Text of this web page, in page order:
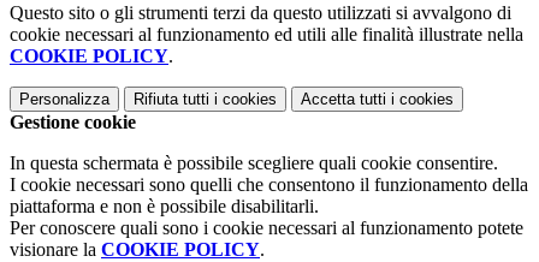
Questo sito o gli strumenti terzi da questo utilizzati si avvalgono di
cookie necessari al funzionamento ed utili alle finalità illustrate nella
COOKIE POLICY.
Personalizza Rifiuta tutti i cookies Accetta tutti i cookies
Gestione cookie
In questa schermata è possibile scegliere quali cookie consentire.
I cookie necessari sono quelli che consentono il funzionamento della
piattaforma e non è possibile disabilitarli.
Per conoscere quali sono i cookie necessari al funzionamento potete
visionare la COOKIE POLICY.